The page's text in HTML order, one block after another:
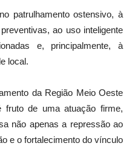
patrulhamento ostensivo, à
ao uso inteligente
e, principalmente, à
local.
da Região Meio Oeste
fruto de uma atuação firme,
não apenas a repressão ao
e o fortalecimento do vínculo